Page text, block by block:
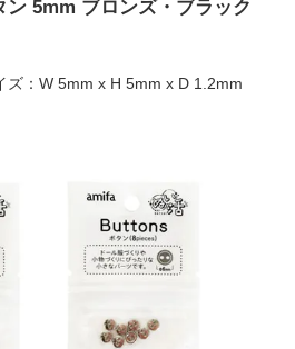
5mm ブロンズ・ブラック
ズ：W 5mm x H 5mm x D 1.2mm